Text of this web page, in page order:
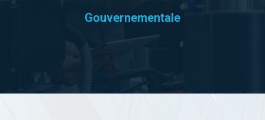
Gouvernementale